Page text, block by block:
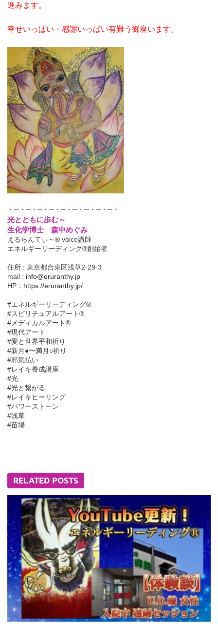
進みます。
幸せいっぱい・感謝いっぱい有難う御座います。
・─・─・─・─・─・─・─・─・─・
光とともに歩む～
生化学博士 森中めぐみ
えるらんてぃ～® voice講師
エネルギーリーディング®創始者
住所 : 東京都台東区浅草2-29-3
mail : info@eruranthy.jp
HP： https://eruranthy.jp/
#エネルギーリーディング®︎
#スピリチュアルアート®︎
#メディカルアート®︎
#現代アート
#愛と世界平和祈り
#新月●〜満月○祈り
#邪気払い
#レイキ養成講座
#光
#光と繋がる
#レイキヒーリング
#パワーストーン
#浅草
#苗場
RELATED POSTS